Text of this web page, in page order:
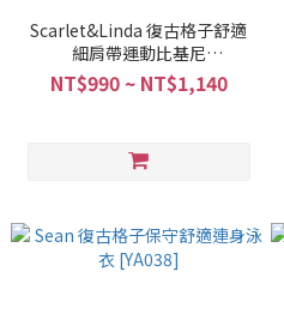
Scarlet&Linda 復古格子舒適
細肩帶運動比基尼
[YB155,YB156]
NT$990 ~ NT$1,140